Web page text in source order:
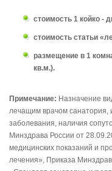
стоимость 1 койко -
стоимость статьи
размещение в 1
кв.м.).
Примечание: Назначение
лечащим врачом санатория,
заболевания, наличия
Минздрава России от
медицинских показаний и
лечения», Приказа